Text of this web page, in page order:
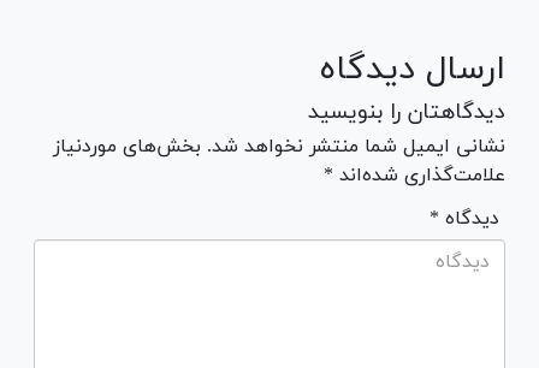
ارسال دیدگاه
دیدگاهتان را بنویسید
نشانی ایمیل شما منتشر نخواهد شد. بخش‌های موردنیاز
علامت‌گذاری شده‌اند *
* دیدگاه